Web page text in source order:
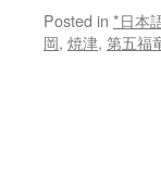
Posted in *日本
岡, 焼津, 第五福